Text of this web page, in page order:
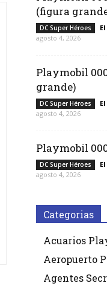
(figura
DC Super Héroes
agosto 4, 2026
Playmobil
grande)
DC Super Héroes
agosto 4, 2026
Playmobil
DC Super Héroes
agosto 4, 2026
Categorias
Acuarios
Aeropuerto
Agentes